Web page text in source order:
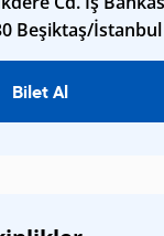
Beşiktaş/İstanbul
Bilet Al